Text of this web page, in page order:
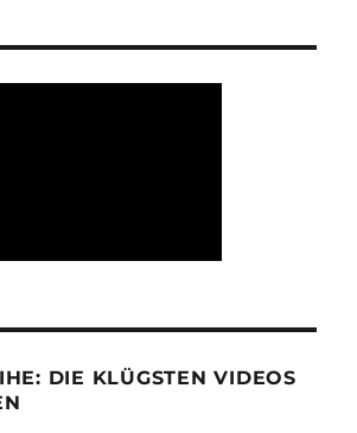
DIE KLÜGSTEN VIDEOS